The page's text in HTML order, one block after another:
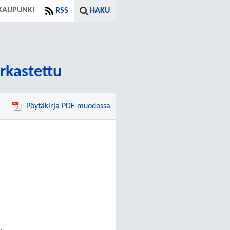
HAKU
RSS
Pöytäkirja PDF-muodossa